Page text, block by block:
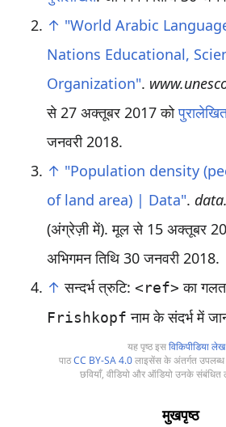
↑ "World Arabic
Nations Educational,
Organization".
से 27 अक्तूबर 2017 को
जनवरी 2018.
↑ "Population density
of land area) | Data".
(अंग्रेज़ी में). मूल से 15 अक्तूबर
अभिगमन तिथि 30 जनवरी 2018.
↑ सन्दर्भ त्रुटि: <ref> का
Frishkopf नाम के संदर्भ में
यह पृष्ठ इसविकिपीडिया लेख
पाठCC BY-SA 4.0लाइसेंस के अंतर्गत उपलब्ध
छवियाँ, वीडियो और ऑडियो उनके
मुखपृष्ठ